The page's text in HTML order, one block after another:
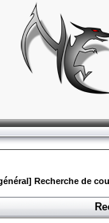
Recherche de